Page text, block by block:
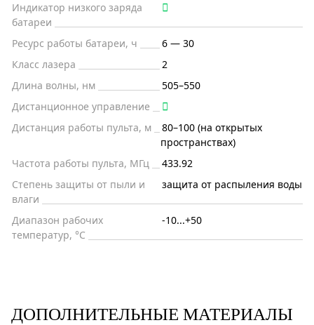
Индикатор низкого заряда
батареи
Ресурс работы батареи, ч
6 — 30
Класс лазера
2
Длина волны, нм
505–550
Дистанционное управление
Дистанция работы пульта, м
80–100 (на открытых
пространствах)
Частота работы пульта, МГц
433.92
Степень защиты от пыли и
влаги
защита от распыления воды
Диапазон рабочих
температур, °С
-10...+50
ДОПОЛНИТЕЛЬНЫЕ МАТЕРИАЛЫ